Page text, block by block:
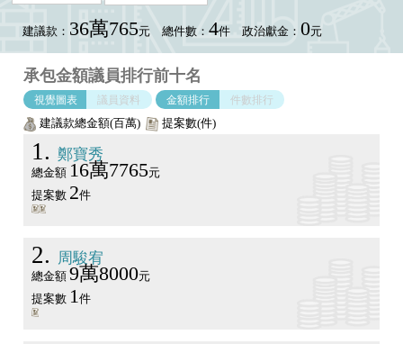
建議款： 36萬765元 總件數： 4件 政治獻金： 0元
承包金額議員排行前十名
視覺圖表 議員資料 金額排行 件數排行
建議款總金額(百萬) 提案數(件)
1 鄭寶秀
總金額 16萬7765元
提案數 2件
2 周駿宥
總金額 9萬8000元
提案數 1件